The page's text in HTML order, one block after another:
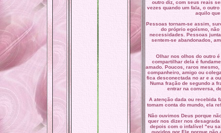
outro diz, com seus reais
vezes quando um fala, o
aquilo
Pessoas tornam-se assim,
do próprio egoísmo,
necessidades. Pessoas
sentem-se abandonados,
Olhar nos olhos do outro
compartilhar dela é
amado. Poucos, raros
companheiro, amigo ou
fica desconectada no ar e a
Numa fração de segundo a
entrar na conversa,
A atenção dada ou recebida
tomam conta do mundo, ela
Não ouvimos Deus porque
quer nos dizer nos
depois com o infalível "eu
ouvidos por Ele porque não